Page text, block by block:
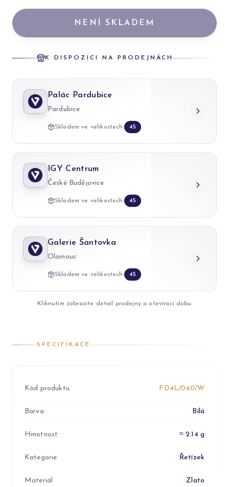
NENÍ SKLADEM
K DISPOZICI NA PRODEJNÁCH
Palác Pardubice
Pardubice
Skladem ve velikostech: 45
IGY Centrum
České Budějovice
Skladem ve velikostech: 45
Galerie Šantovka
Olomouc
Skladem ve velikostech: 45
Kliknutím zobrazíte detail prodejny a otevírací dobu
SPECIFIKACE
Kód produktu FD4L/040/W
Barva Bílá
Hmotnost ≈ 2.14 g
Kategorie Řetízek
Materiál Zlato